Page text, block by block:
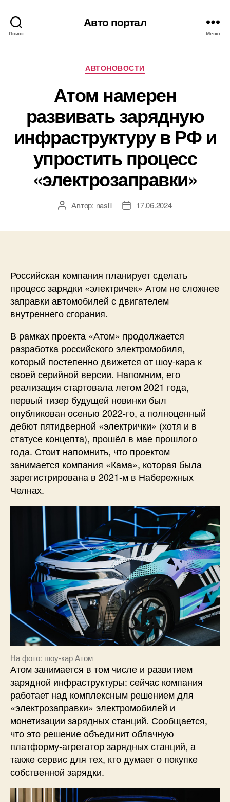
Поиск
Авто портал
Меню
Рубрики
АВТОНОВОСТИ
Атом намерен
развивать зарядную
инфраструктуру в РФ и
упростить процесс
«электрозаправки»
АвторАвтор: naslil
Дата17.06.2024
Российская компания планирует сделать
процесс зарядки «электричек» Атом не сложнее
заправки автомобилей с двигателем
внутреннего сгорания.
В рамках проекта «Атом» продолжается
разработка российского электромобиля,
который постепенно движется от шоу-кара к
своей серийной версии. Напомним, его
реализация стартовала летом 2021 года,
первый тизер будущей новинки был
опубликован осенью 2022-го, а полноценный
дебют пятидверной «электрички» (хотя и в
статусе концепта), прошёл в мае прошлого
года. Стоит напомнить, что проектом
занимается компания «Кама», которая была
зарегистрирована в 2021-м в Набережных
Челнах.
На фото: шоу-кар Атом
Атом занимается в том числе и развитием
зарядной инфраструктуры: сейчас компания
работает над комплексным решением для
«электрозаправки» электромобилей и
монетизации зарядных станций. Сообщается,
что это решение объединит облачную
платформу-агрегатор зарядных станций, а
также сервис для тех, кто думает о покупке
собственной зарядки.